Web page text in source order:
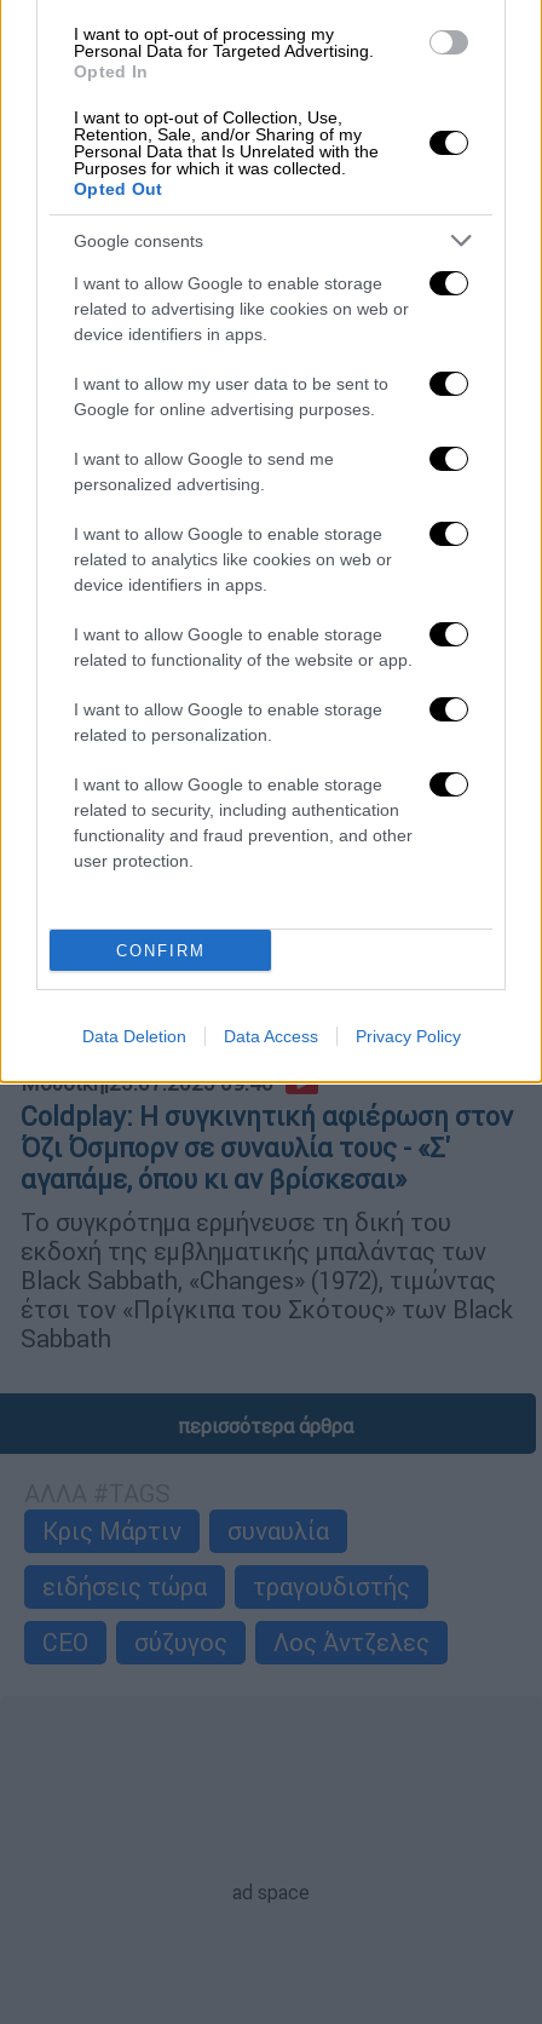
I want to opt-out of processing my
Personal Data for Targeted Advertising.
Opted In
I want to opt-out of Collection, Use,
Retention, Sale, and/or Sharing of my
Personal Data that Is Unrelated with the
Purposes for which it was collected.
Opted Out
Google consents
I want to allow Google to enable storage
related to advertising like cookies on web or
device identifiers in apps.
I want to allow my user data to be sent to
Google for online advertising purposes.
I want to allow Google to send me
personalized advertising.
I want to allow Google to enable storage
related to analytics like cookies on web or
device identifiers in apps.
I want to allow Google to enable storage
related to functionality of the website or app.
I want to allow Google to enable storage
related to personalization.
I want to allow Google to enable storage
related to security, including authentication
functionality and fraud prevention, and other
user protection.
CONFIRM
Data Deletion Data Access Privacy Policy
Lifestyle|28.07.2025 11:44
Ο Λιονέλ Μέσι βρέθηκε στη συναυλία
των Coldplay στο Μαϊάμι και
αποθεώθηκε - Το ευχαριστώ του Κρις
Μάρτιν
Ο ποδοσφαιριστής της Ίντερ Μαϊάμι
μακριά από τα γήπεδα
Μουσική|23.07.2025 09:40
Coldplay: Η συγκινητική αφιέρωση στον
Όζι Όσμπορν σε συναυλία τους - «Σ'
αγαπάμε, όπου κι αν βρίσκεσαι»
Το συγκρότημα ερμήνευσε τη δική του
εκδοχή της εμβληματικής μπαλάντας των
Black Sabbath, «Changes» (1972), τιμώντας
έτσι τον «Πρίγκιπα του Σκότους» των Black
Sabbath
περισσότερα άρθρα
Κρις Μάρτιν
συναυλία
ειδήσεις τώρα
τραγουδιστής
CEO
σύζυγος Λος Άντζελες